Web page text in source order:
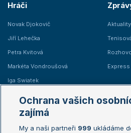
Hráči
Novak Djokovič
Jiří Lehečka
Petra Kvitová
Markéta Vondroušová
Iga Swiatek
Aktuality
Žebříčky
Žebříček ATP (muži)
Ochrana vašich
zajímá
My a naši partneři 999 ukládáme